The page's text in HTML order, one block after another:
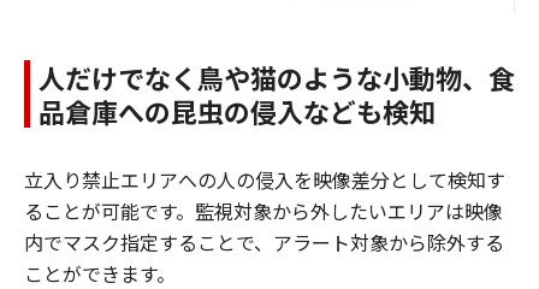
人だけでなく鳥や猫のような小動物、食
品倉庫への昆虫の侵入なども検知
立入り禁止エリアへの人の侵入を映像差分として検知す
ることが可能です。監視対象から外したいエリアは映像
内でマスク指定することで、アラート対象から除外する
ことができます。